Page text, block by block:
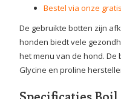
Bestel via onze
De gebruikte botten zijn
honden biedt vele
het menu van de hond.
Glycine en proline
Specificaties